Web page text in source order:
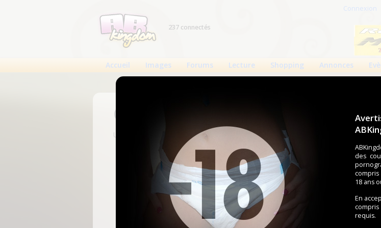
des
18 ans
En
requis.
Connexion
237 connectés
Accueil Images Forums Lecture Shopping Annonces
Connexion
Un compte est nécessaire pour voir cette page.
Nom d'utilisateur
Mot de passe